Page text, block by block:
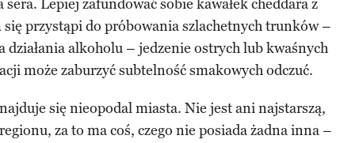
Lepiej zafundować sobie kawałek cheddara z
przystąpi do próbowania szlachetnych trunków –
działania alkoholu – jedzenie ostrych lub kwaśnych
może zaburzyć subtelność smakowych odczuć.
się nieopodal miasta. Nie jest ani najstarszą,
za to ma coś, czego nie posiada żadna inna –